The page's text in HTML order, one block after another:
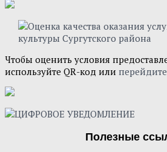
Чтобы оценить условия
используйте QR-код или
Полезные